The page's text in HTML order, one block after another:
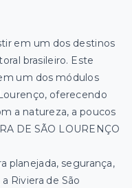
em um dos destinos
brasileiro. Este
um dos módulos
oferecendo
a natureza, a poucos
DE SÃO LOURENÇO
planejada, segurança,
Riviera de São